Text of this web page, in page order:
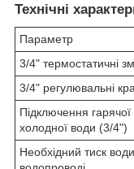
Технічні
Параметр
3/4" термостатичні
3/4" регулювальні
Підключення гарячої
холодної води (3/4")
Необхідний тиск